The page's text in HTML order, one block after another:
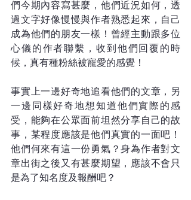
們今期內容寫甚麼，他們近況如何，透
過文字好像慢慢與作者熟悉起來，自己
成為他們的朋友一樣！曾經主動跟多位
心儀的作者聯繫，收到他們回覆的時
候，真有種粉絲被寵愛的感覺！
事實上一邊好奇地追看他們的文章，另
一邊同樣好奇地想知道他們實際的感
受，能夠在公眾面前坦然分享自己的故
事，某程度應該是他們真實的一面吧！
他們何來有這一份勇氣？身為作者對文
章出街之後又有甚麼期望，應該不會只
是為了知名度及報酬吧？